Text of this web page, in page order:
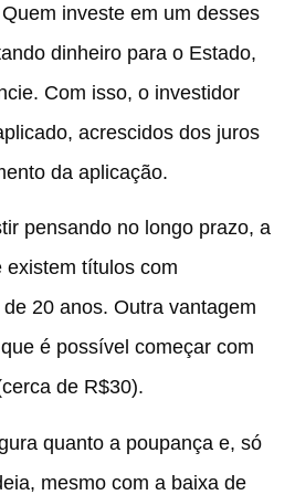
investe em um desses
dinheiro para o Estado,
Com isso, o investidor
acrescidos dos juros
da aplicação.
pensando no longo prazo, a
existem títulos com
20 anos. Outra vantagem
é possível começar com
de R$30).
quanto a poupança e, só
mesmo com a baixa de